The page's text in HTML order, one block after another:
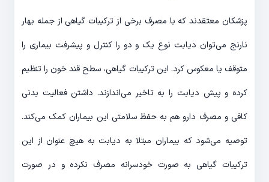
پزشکان معتقدند که با مصرف برخی از ترکیبات گیاهی از جمله بهار
نارنج می‌توان دیابت نوع یک و دو را کنترل و پیشرفت بیماری را
متوقف یا معکوس کرد. این ترکیبات گیاهی، سطح قند خون را تنظیم
کرده و پیش دیابت را به تاخیر می‌اندازند. داشتن فعالیت بدنی
کافی و مصرف دارو هم به حفظ سلامتی این بیماران کمک می‌کند.
توصیه می‌شود که بیماران مبتلا به دیابت به هیچ عنوان از این
ترکیبات گیاهی به صورت خودسرانه مصرف نکرده و در صورت